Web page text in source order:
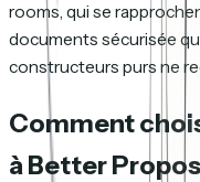
rooms, qui se
documents sécurisée
constructeurs purs ne
Comment
à Better